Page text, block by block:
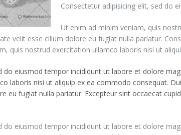
Consectetur adipisicing elit, sed do
Ut enim ad minim veniam, quis
velit esse cillum dolore eu fugiat nulla pariatur.
quis nostrud exercitation ullamco laboris nisi ut
do eiusmod tempor incididunt ut labore et dolore
laboris nisi ut aliquip ex ea commodo consequat.
eu fugiat nulla pariatur. Excepteur sint occaecat
do eiusmod tempor incididunt ut labore et dolore